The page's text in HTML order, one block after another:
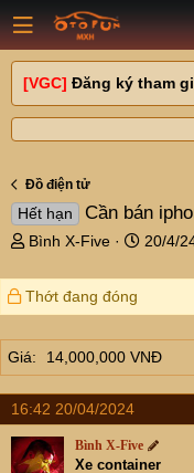
[VGC] Đăng ký tham
Đồ điện tử
Hết hạn Cần bán
T
r
e
d
s
a
r
t
Bình X-Five
N
à
ử
i
20/4/
Thớt đang đóng
Giá 14,000,000 VNĐ
16:42 20/04/2024
Bình X-Five
Xe container